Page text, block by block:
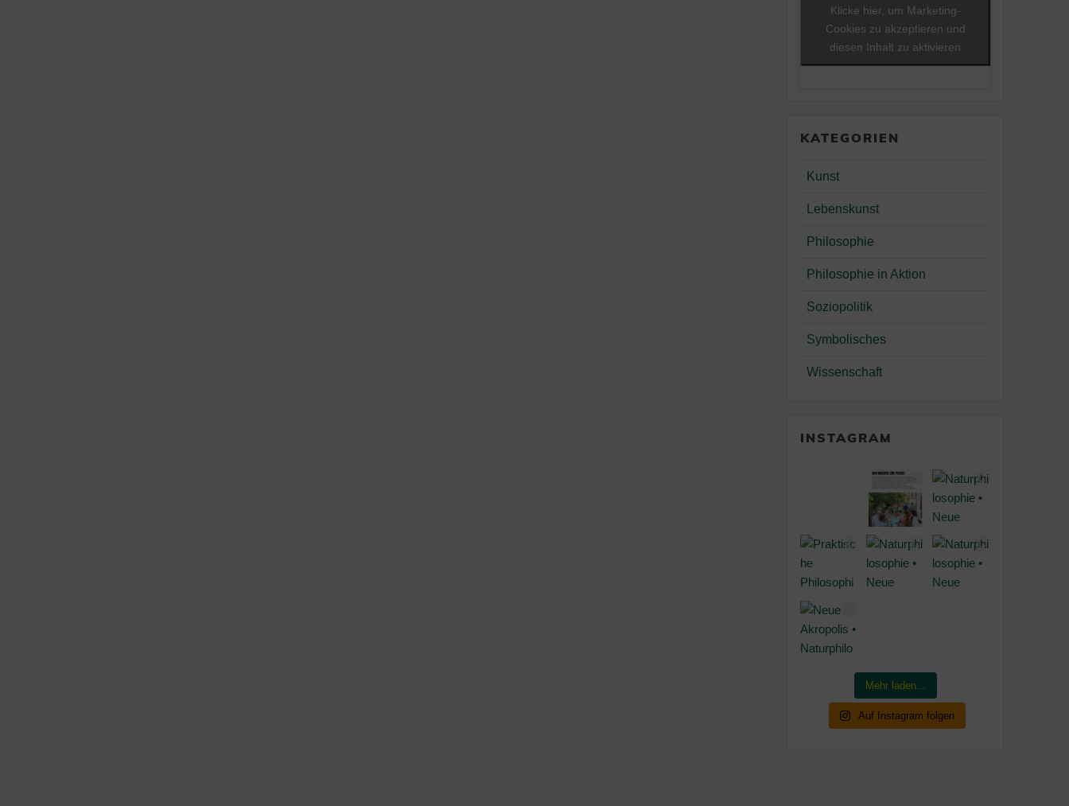
Klicke hier, um Marketing-
Cookies zu akzeptieren und
diesen Inhalt zu aktivieren
KATEGORIEN
Kunst
Lebenskunst
Philosophie
Philosophie in Aktion
Soziopolitik
Symbolisches
Wissenschaft
INSTAGRAM
Mehr laden...
Auf Instagram folgen